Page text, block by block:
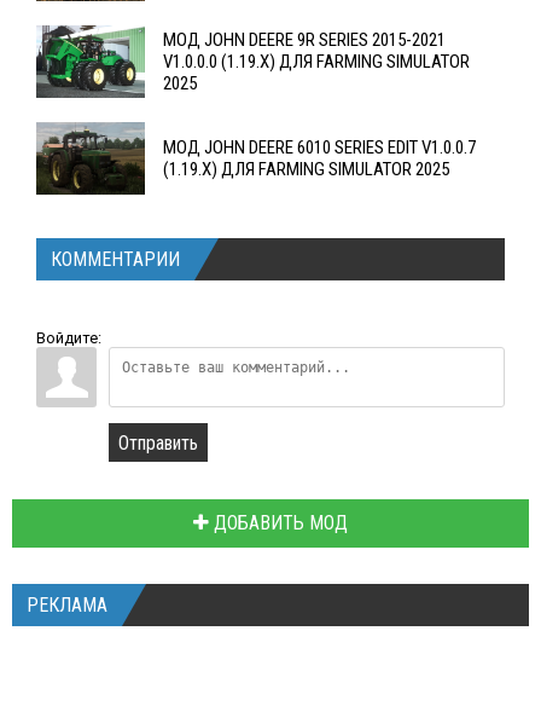
МОД JOHN DEERE 9R SERIES 2015-2021
V1.0.0.0 (1.19.X) ДЛЯ FARMING SIMULATOR
2025
МОД JOHN DEERE 6010 SERIES EDIT V1.0.0.7
(1.19.X) ДЛЯ FARMING SIMULATOR 2025
КОММЕНТАРИИ
Войдите:
Отправить
ДОБАВИТЬ МОД
РЕКЛАМА